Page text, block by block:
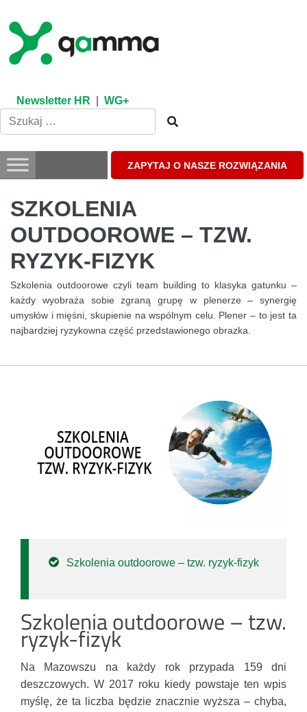
content
Newsletter HR WG+
ZAPYTAJ O NASZE ROZWIĄZANIA
SZKOLENIA
OUTDOOROWE – TZW.
RYZYK-FIZYK
Szkolenia outdoorowe czyli team building to klasyka gatunku –
każdy wyobraża sobie zgraną grupę w plenerze – synergię
umysłów i mięśni, skupienie na wspólnym celu. Plener – to jest ta
najbardziej ryzykowna część przedstawionego obrazka.
Szkolenia outdoorowe – tzw. ryzyk-fizyk
Szkolenia outdoorowe – tzw.
ryzyk-fizyk
Na Mazowszu na każdy rok przypada 159 dni
deszczowych. W 2017 roku kiedy powstaje ten wpis
myślę, że ta liczba będzie znacznie wyższa – chyba,